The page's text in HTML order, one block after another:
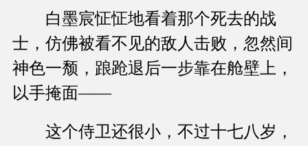
白墨宸怔怔地看着那个死去的战
士，仿佛被看不见的敌人击败，忽然间
神色一颓，踉跄退后一步靠在舱壁上，
以手掩面——
这个侍卫还很小，不过十七八岁，